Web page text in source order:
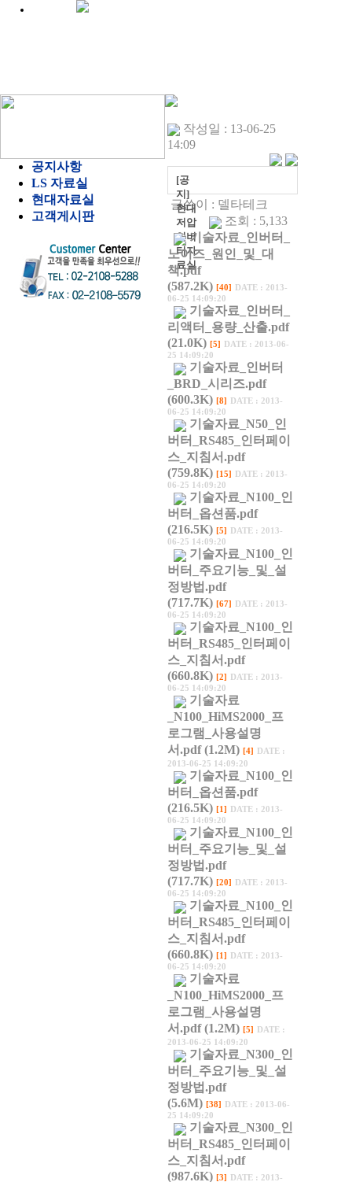
공지사항
LS 자료실
현대자료실
고객게시판
작성일 : 13-06-25
14:09
[공
지]
현대
저압
인버
터자
료실
글쓴이 : 델타테크
조회 : 5,133
기술자료_인버터_
노이즈_원인_및_대
책.pdf
(587.2K) [40]
DATE : 2013-
06-25 14:09:20
기술자료_인버터_
리액터_용량_산출.pdf
(21.0K) [5]
DATE : 2013-06-
25 14:09:20
기술자료_인버터
_BRD_시리즈.pdf
(600.3K) [8]
DATE : 2013-
06-25 14:09:20
기술자료_N50_인
버터_RS485_인터페이
스_지침서.pdf
(759.8K) [15]
DATE : 2013-
06-25 14:09:20
기술자료_N100_인
버터_옵션품.pdf
(216.5K) [5]
DATE : 2013-
06-25 14:09:20
기술자료_N100_인
버터_주요기능_및_설
정방법.pdf
(717.7K) [67]
DATE : 2013-
06-25 14:09:20
기술자료_N100_인
버터_RS485_인터페이
스_지침서.pdf
(660.8K) [2]
DATE : 2013-
06-25 14:09:20
기술자료
_N100_HiMS2000_프
로그램_사용설명
서.pdf (1.2M) [4]
DATE :
2013-06-25 14:09:20
기술자료_N100_인
버터_옵션품.pdf
(216.5K) [1]
DATE : 2013-
06-25 14:09:20
기술자료_N100_인
버터_주요기능_및_설
정방법.pdf
(717.7K) [20]
DATE : 2013-
06-25 14:09:20
기술자료_N100_인
버터_RS485_인터페이
스_지침서.pdf
(660.8K) [1]
DATE : 2013-
06-25 14:09:20
기술자료
_N100_HiMS2000_프
로그램_사용설명
서.pdf (1.2M) [5]
DATE :
2013-06-25 14:09:20
기술자료_N300_인
버터_주요기능_및_설
정방법.pdf
(5.6M) [38]
DATE : 2013-06-
25 14:09:20
기술자료_N300_인
버터_RS485_인터페이
스_지침서.pdf
(987.6K) [3]
DATE : 2013-